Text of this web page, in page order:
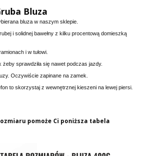
Bluza
bluza w naszym sklepie.
i solidnej bawełny z kilku procentową domieszką
i w tułowi.
sprawdziła się nawet podczas jazdy.
Oczywiście zapinane na zamek.
to skorzystaj z wewnętrznej kieszeni na lewej piersi.
pomoże Ci poniższa tabela